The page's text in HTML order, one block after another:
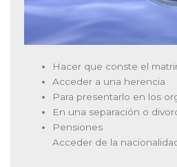
Hacer que conste el
Acceder a una herencia
Para presentarlo en los
En una separación o
Pensiones
Acceder de la